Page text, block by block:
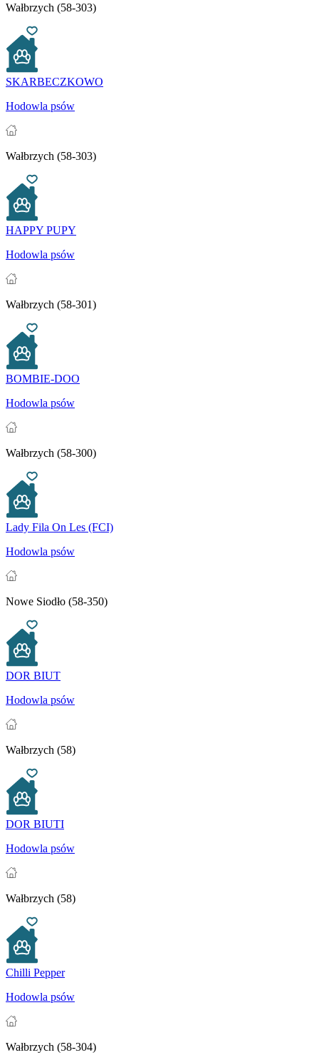
Wałbrzych (58-303)
SKARBECZKOWO
Hodowla psów
Wałbrzych (58-303)
HAPPY PUPY
Hodowla psów
Wałbrzych (58-301)
BOMBIE-DOO
Hodowla psów
Wałbrzych (58-300)
Lady Fila On Les (FCI)
Hodowla psów
Nowe Siodło (58-350)
DOR BIUT
Hodowla psów
Wałbrzych (58)
DOR BIUTI
Hodowla psów
Wałbrzych (58)
Chilli Pepper
Hodowla psów
Wałbrzych (58-304)